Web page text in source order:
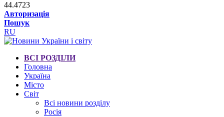
44.4723
Авторизація
Пошук
RU
ВСІ РОЗДІЛИ
Головна
Україна
Місто
Світ
Всі новини розділу
Росія